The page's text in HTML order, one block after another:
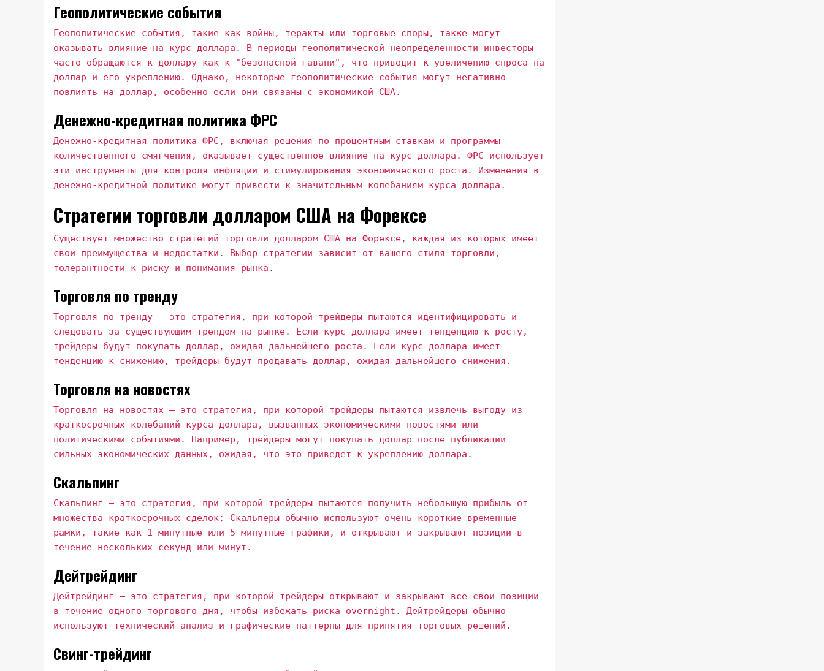
Геополитические события
Геополитические события, такие как войны, теракты или торговые споры, также могут
оказывать влияние на курс доллара. В периоды геополитической неопределенности инвесторы
часто обращаются к доллару как к "безопасной гавани", что приводит к увеличению спроса на
доллар и его укреплению. Однако, некоторые геополитические события могут негативно
повлиять на доллар, особенно если они связаны с экономикой США.
Денежно-кредитная политика ФРС
Денежно-кредитная политика ФРС, включая решения по процентным ставкам и программы
количественного смягчения, оказывает существенное влияние на курс доллара. ФРС использует
эти инструменты для контроля инфляции и стимулирования экономического роста. Изменения в
денежно-кредитной политике могут привести к значительным колебаниям курса доллара.
Стратегии торговли долларом США на Форексе
Существует множество стратегий торговли долларом США на Форексе, каждая из которых имеет
свои преимущества и недостатки. Выбор стратегии зависит от вашего стиля торговли,
толерантности к риску и понимания рынка.
Торговля по тренду
Торговля по тренду – это стратегия, при которой трейдеры пытаются идентифицировать и
следовать за существующим трендом на рынке. Если курс доллара имеет тенденцию к росту,
трейдеры будут покупать доллар, ожидая дальнейшего роста. Если курс доллара имеет
тенденцию к снижению, трейдеры будут продавать доллар, ожидая дальнейшего снижения.
Торговля на новостях
Торговля на новостях – это стратегия, при которой трейдеры пытаются извлечь выгоду из
краткосрочных колебаний курса доллара, вызванных экономическими новостями или
политическими событиями. Например, трейдеры могут покупать доллар после публикации
сильных экономических данных, ожидая, что это приведет к укреплению доллара.
Скальпинг
Скальпинг – это стратегия, при которой трейдеры пытаются получить небольшую прибыль от
множества краткосрочных сделок; Скальперы обычно используют очень короткие временные
рамки, такие как 1-минутные или 5-минутные графики, и открывают и закрывают позиции в
течение нескольких секунд или минут.
Дейтрейдинг
Дейтрейдинг – это стратегия, при которой трейдеры открывают и закрывают все свои позиции
в течение одного торгового дня, чтобы избежать риска overnight. Дейтрейдеры обычно
используют технический анализ и графические паттерны для принятия торговых решений.
Свинг-трейдинг